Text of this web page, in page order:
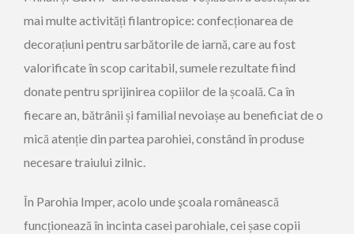
mai multe activități filantropice: confecționarea de
decorațiuni pentru sarbătorile de iarnă, care au fost
valorificate în scop caritabil, sumele rezultate fiind
donate pentru sprijinirea copiilor de la școală. Ca în
fiecare an, bătrânii și familial nevoiașe au beneficiat de o
mică atenție din partea parohiei, constând în produse
necesare traiului zilnic.
În Parohia Imper, acolo unde şcoala românească
funcționează în incinta casei parohiale, cei șase copii